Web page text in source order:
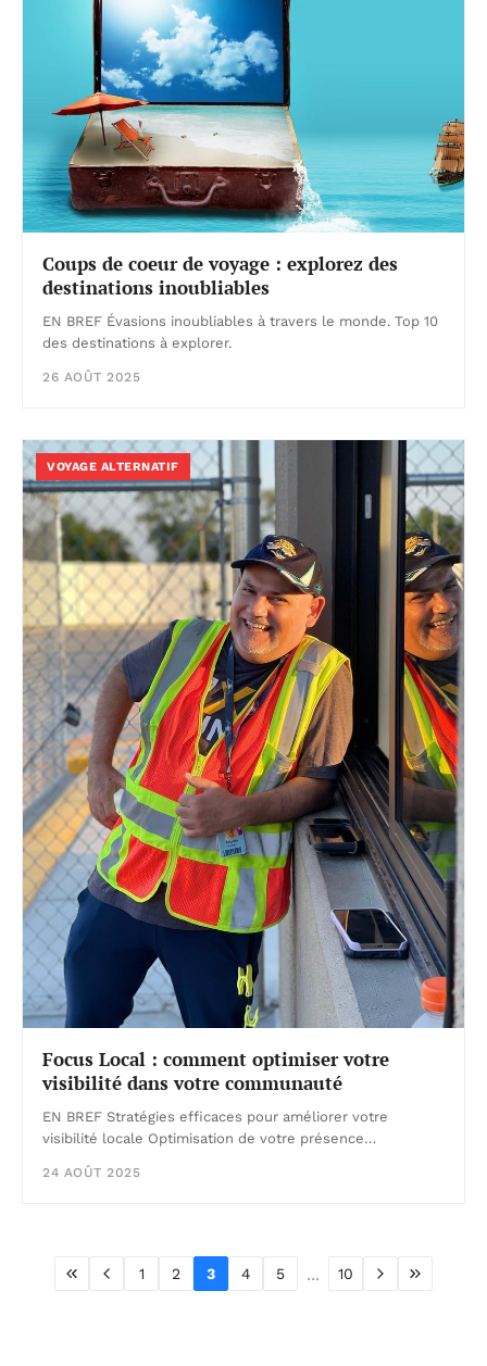
Coups de coeur de voyage : explorez des
destinations inoubliables
EN BREF Évasions inoubliables à travers le monde. Top 10
des destinations à explorer.
26 AOÛT 2025
VOYAGE ALTERNATIF
Focus Local : comment optimiser votre
visibilité dans votre communauté
EN BREF Stratégies efficaces pour améliorer votre
visibilité locale Optimisation de votre présence…
24 AOÛT 2025
1 2 3 4 5 ... 10